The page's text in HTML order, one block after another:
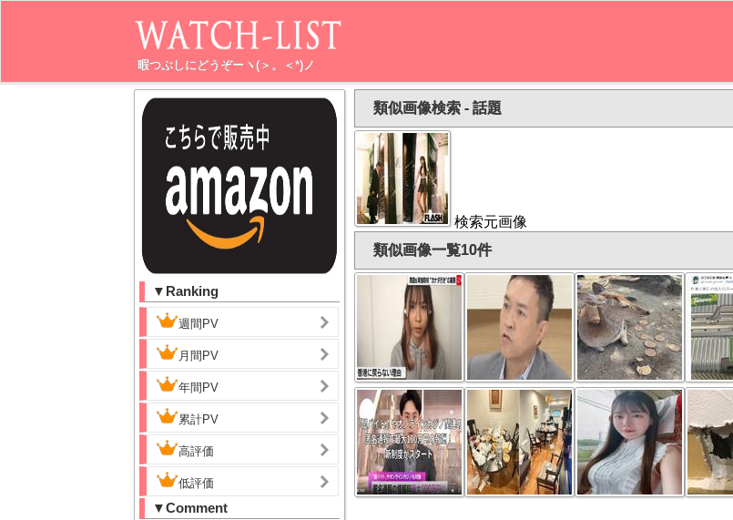
暇つぶしにどうぞーヽ(＞。＜*)ノ
▼Ranking
週間PV
月間PV
年間PV
累計PV
高評価
低評価
▼Comment
類似画像検索 - 話題
検索元画像
類似画像一覧10件